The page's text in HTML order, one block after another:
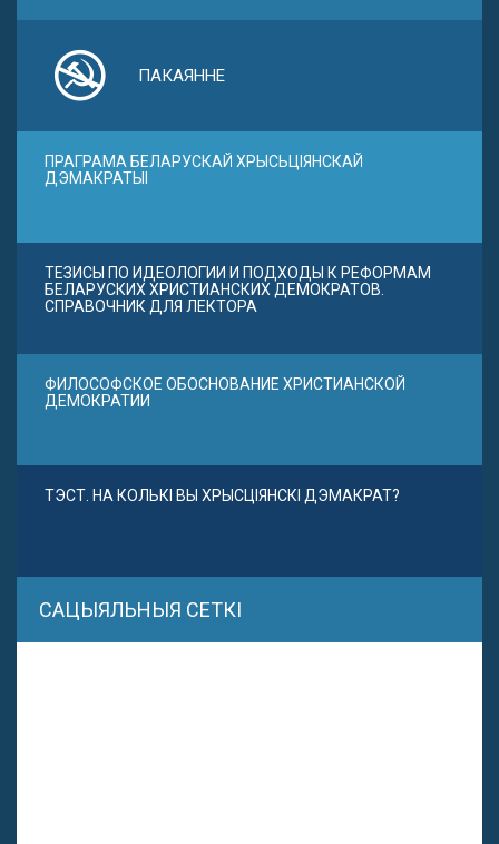
ПАКАЯННЕ
ПРАГРАМА БЕЛАРУСКАЙ ХРЫСЬЦІЯНСКАЙ
ДЭМАКРАТЫІ
ТЕЗИСЫ ПО ИДЕОЛОГИИ И ПОДХОДЫ К РЕФОРМАМ
БЕЛАРУСКИХ ХРИСТИАНСКИХ ДЕМОКРАТОВ.
СПРАВОЧНИК ДЛЯ ЛЕКТОРА
ФИЛОСОФСКОЕ ОБОСНОВАНИЕ ХРИСТИАНСКОЙ
ДЕМОКРАТИИ
ТЭСТ. НА КОЛЬКІ ВЫ ХРЫСЦІЯНСКІ ДЭМАКРАТ?
САЦЫЯЛЬНЫЯ СЕТКІ